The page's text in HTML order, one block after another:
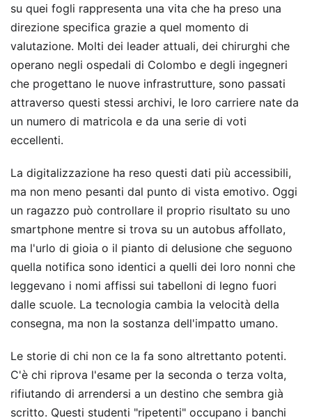
su quei fogli rappresenta una vita che ha preso una
direzione specifica grazie a quel momento di
valutazione. Molti dei leader attuali, dei chirurghi che
operano negli ospedali di Colombo e degli ingegneri
che progettano le nuove infrastrutture, sono passati
attraverso questi stessi archivi, le loro carriere nate da
un numero di matricola e da una serie di voti
eccellenti.
La digitalizzazione ha reso questi dati più accessibili,
ma non meno pesanti dal punto di vista emotivo. Oggi
un ragazzo può controllare il proprio risultato su uno
smartphone mentre si trova su un autobus affollato,
ma l'urlo di gioia o il pianto di delusione che seguono
quella notifica sono identici a quelli dei loro nonni che
leggevano i nomi affissi sui tabelloni di legno fuori
dalle scuole. La tecnologia cambia la velocità della
consegna, ma non la sostanza dell'impatto umano.
Le storie di chi non ce la fa sono altrettanto potenti.
C'è chi riprova l'esame per la seconda o terza volta,
rifiutando di arrendersi a un destino che sembra già
scritto. Questi studenti "ripetenti" occupano i banchi